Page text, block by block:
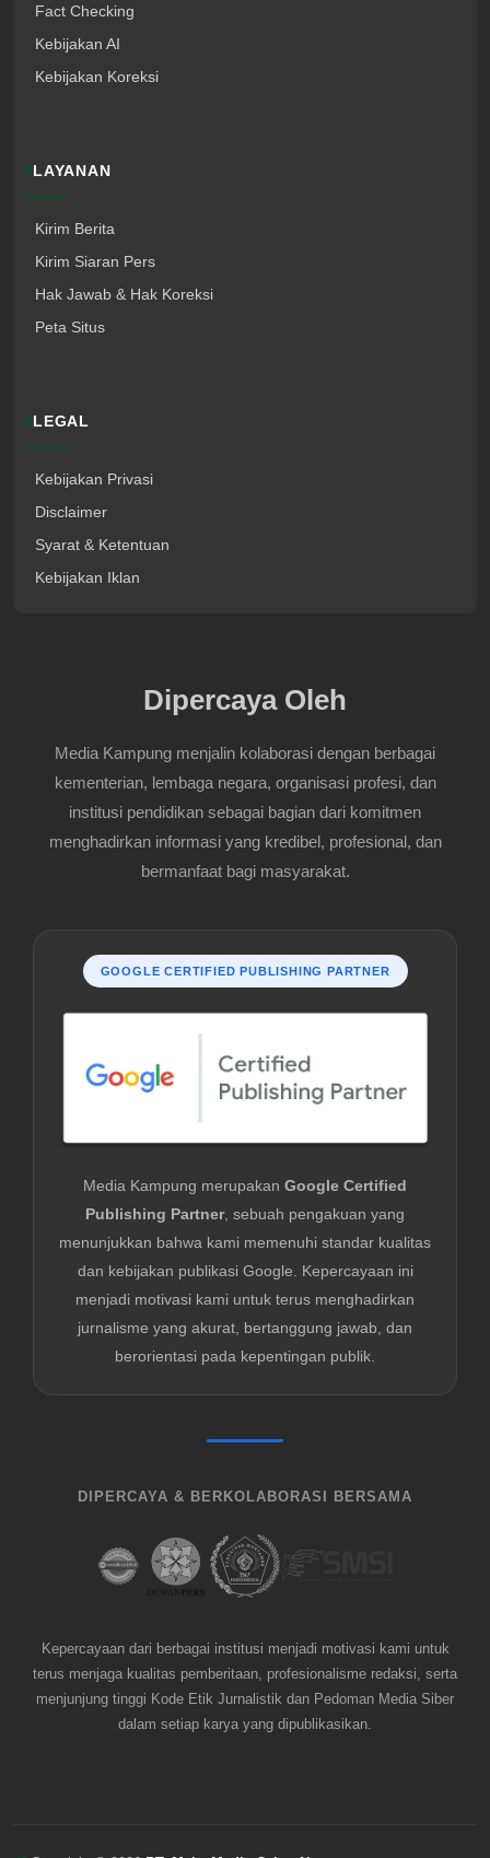
Fact Checking
Kebijakan AI
Kebijakan Koreksi
LAYANAN
Kirim Berita
Kirim Siaran Pers
Hak Jawab & Hak Koreksi
Peta Situs
LEGAL
Kebijakan Privasi
Disclaimer
Syarat & Ketentuan
Kebijakan Iklan
Dipercaya Oleh
Media Kampung menjalin kolaborasi dengan berbagai
kementerian, lembaga negara, organisasi profesi, dan
institusi pendidikan sebagai bagian dari komitmen
menghadirkan informasi yang kredibel, profesional, dan
bermanfaat bagi masyarakat.
GOOGLE CERTIFIED PUBLISHING PARTNER
Media Kampung merupakan Google Certified
Publishing Partner, sebuah pengakuan yang
menunjukkan bahwa kami memenuhi standar kualitas
dan kebijakan publikasi Google. Kepercayaan ini
menjadi motivasi kami untuk terus menghadirkan
jurnalisme yang akurat, bertanggung jawab, dan
berorientasi pada kepentingan publik.
DIPERCAYA & BERKOLABORASI BERSAMA
Kepercayaan dari berbagai institusi menjadi motivasi kami untuk
terus menjaga kualitas pemberitaan, profesionalisme redaksi, serta
menjunjung tinggi Kode Etik Jurnalistik dan Pedoman Media Siber
dalam setiap karya yang dipublikasikan.